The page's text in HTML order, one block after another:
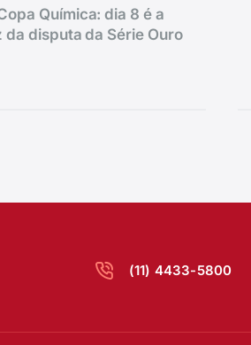
Química: dia 8 é a
da disputa da Série Ouro
(11) 4433-5800